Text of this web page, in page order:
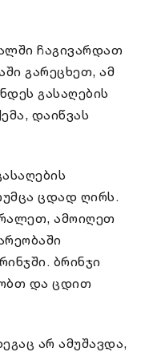
ჩაგივარდათ
გარეცხეთ, ამ
გასაღების
დაიწვას
ცდად ღირს.
ამოიღეთ
ბრინჯი
და ცდით
არ ამუშავდა,